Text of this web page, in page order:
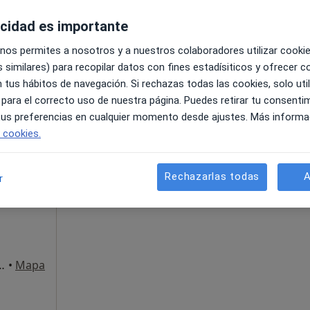
El Saz de Jarama, Madrid, en zonas cercanas a tu
Ayala), Madrid • Mapa
Pedir una cita
es importante
permites a nosotros y a nuestros colaboradores utilizar
similares) para recopilar datos con fines estadísiticos y ofrecer
tus hábitos de navegación. Si rechazas todas las cookies, solo
el correcto uso de nuestra página. Puedes retirar tu
preferencias en cualquier momento desde ajustes. Más
Rechazarlas todas